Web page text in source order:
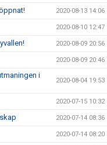
2020-08-13 14:06
2020-08-10 12:47
2020-08-09 20:56
2020-08-09 20:46
i
2020-08-04 19:53
2020-07-15 10:32
2020-07-14 08:36
2020-07-14 08:20